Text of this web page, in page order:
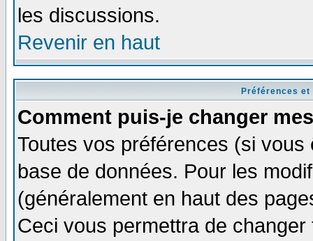
les discussions.
Revenir en haut
Préférences
Comment puis-je changer
Toutes vos préférences (si
base de données. Pour les
(généralement en haut des
Ceci vous permettra de